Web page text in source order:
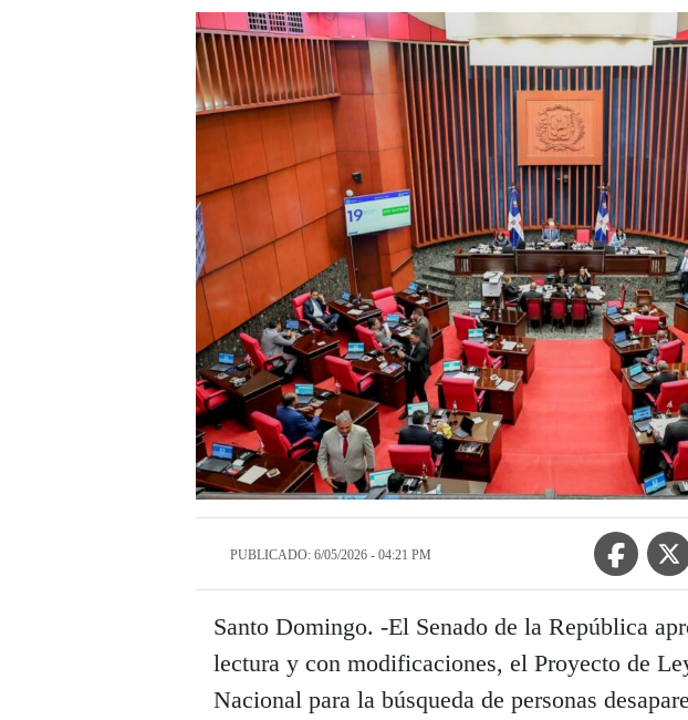
PUBLICADO: 6/05/2026 - 04:21 PM
Facebook
Santo Domingo. -El Senado de la República
lectura y con modificaciones, el Proyecto de
Nacional para la búsqueda de personas